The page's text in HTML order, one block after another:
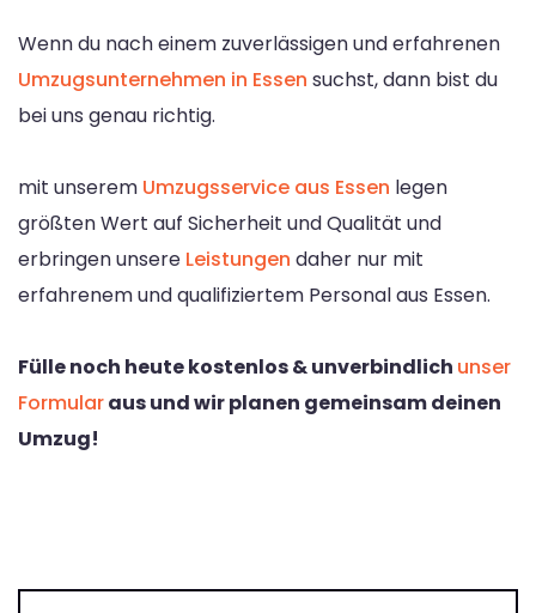
Wenn du nach einem zuverlässigen und erfahrenen
Umzugsunternehmen in Essen suchst, dann bist du
bei uns genau richtig.
mit unserem Umzugsservice aus Essen legen
größten Wert auf Sicherheit und Qualität und
erbringen unsere Leistungen daher nur mit
erfahrenem und qualifiziertem Personal aus Essen.
Fülle noch heute kostenlos & unverbindlich unser
Formularaus und wir planen gemeinsam deinen
Umzug!